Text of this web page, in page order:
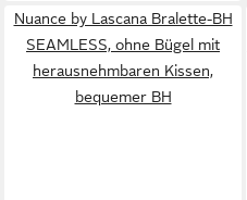
Nuance by Lascana Bralette-BH
SEAMLESS, ohne Bügel mit
herausnehmbaren Kissen,
bequemer BH